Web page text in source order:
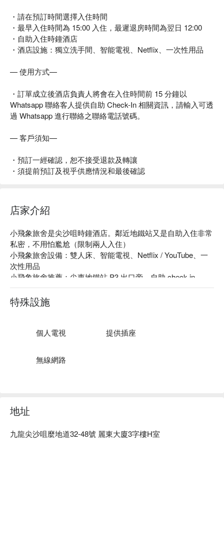
・請在預訂時間選擇入住時間
・最早入住時間為 15:00 入住，最遲退房時間為翌日 12:00
・自助入住時鐘酒店
・酒店設施：獨立洗手間、智能電視、Netflix、一次性用品
— 使用方式—
・訂單成立後酒店負責人將會在入住時間前 15 分鐘以
Whatsapp 聯絡客人提供自助 Check-In 相關資訊，請輸入可透
過 Whatsapp 進行聯絡之聯絡電話號碼。
— 客戶須知—
・預訂一經確認，恕不接受退款及轉讓
・須提前預訂及視乎供應情況和最後確認
店家介紹
小飛象旅舍是尖沙咀時鐘酒店。鄰近地鐵站又是自助入住非常
私密，不用怕尷尬（限制兩人入住）
小飛象旅舍設備：雙人床、智能電視、Netflix / YouTube、一
次性用品
小飛象旅舍推薦：尖東地鐵站 P3 出口旁、自助 check in
特殊設施
個人電視 提供插座
無線網路
地址
九龍尖沙咀麼地道32-48號 麗東大廈3字樓H室